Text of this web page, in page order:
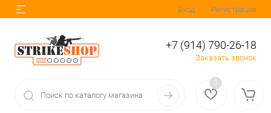
Вход Регистрация
+7 (914) 790-26-18
Заказать звонок
0